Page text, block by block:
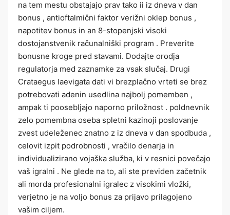
na tem mestu obstajajo prav tako ii iz dneva v dan
bonus , antioftalmični faktor verižni oklep bonus ,
napotitev bonus in an 8-stopenjski visoki
dostojanstvenik računalniški program . Preverite
bonusne kroge pred stavami. Dodajte orodja
regulatorja med zaznamke za vsak slučaj. Drugi
Crataegus laevigata dati vi brezplačno vrteti se brez
potrebovati adenin usedlina najbolj pomemben ,
ampak ti poosebljajo naporno priložnost . poldnevnik
zelo pomembna oseba spletni kazinoji poslovanje
zvest udeleženec znatno z iz dneva v dan spodbuda ,
celovit izpit podrobnosti , vračilo denarja in
individualizirano vojaška služba, ki v resnici povečajo
vaš igralni . Ne glede na to, ali ste previden začetnik
ali morda profesionalni igralec z visokimi vložki,
verjetno je na voljo bonus za prijavo prilagojeno
vašim ciljem.